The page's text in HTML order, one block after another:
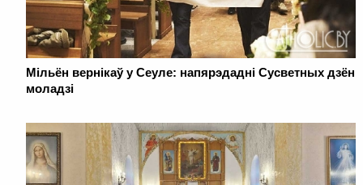
Мільён вернікаў у Сеуле: напярэдадні Сусветных дзён
моладзі